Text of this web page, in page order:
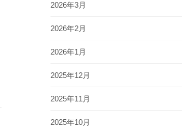
2026年3月
2026年2月
2026年1月
2025年12月
2025年11月
2025年10月